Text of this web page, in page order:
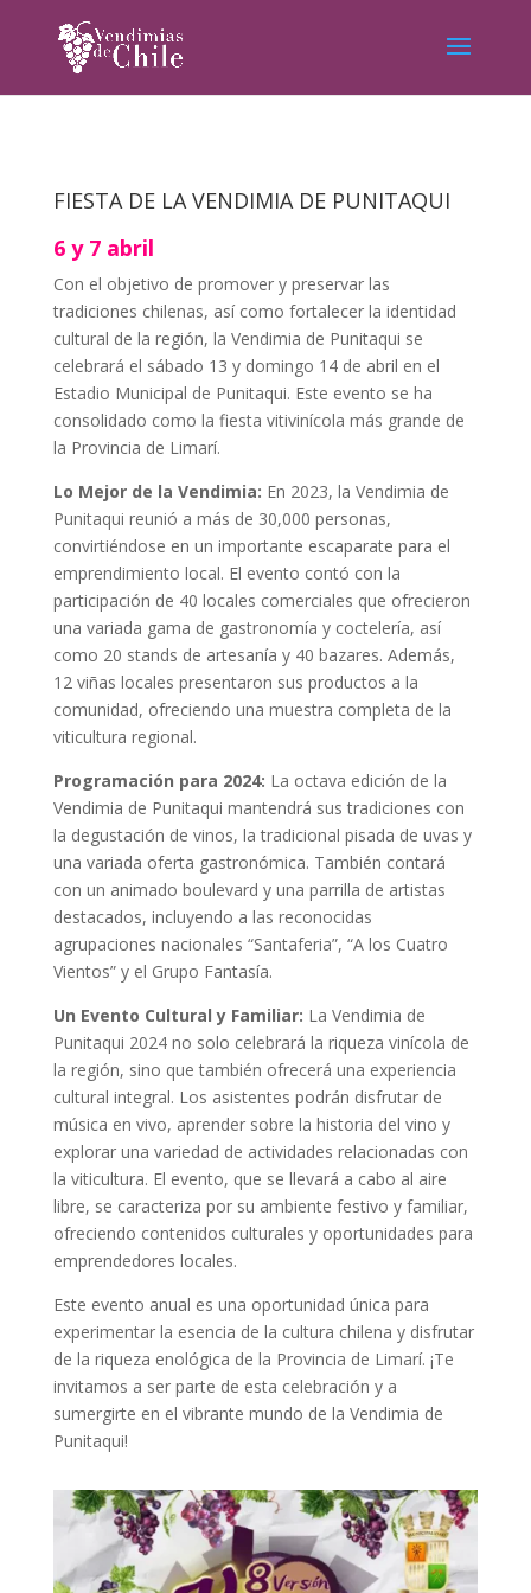
FIESTA DE LA VENDIMIA DE PUNITAQUI
6 y 7 abril
Con el objetivo de promover y preservar las
tradiciones chilenas, así como fortalecer la identidad
cultural de la región, la Vendimia de Punitaqui se
celebrará el sábado 13 y domingo 14 de abril en el
Estadio Municipal de Punitaqui. Este evento se ha
consolidado como la fiesta vitivinícola más grande de
la Provincia de Limarí.
Lo Mejor de la Vendimia: En 2023, la Vendimia de
Punitaqui reunió a más de 30,000 personas,
convirtiéndose en un importante escaparate para el
emprendimiento local. El evento contó con la
participación de 40 locales comerciales que ofrecieron
una variada gama de gastronomía y coctelería, así
como 20 stands de artesanía y 40 bazares. Además,
12 viñas locales presentaron sus productos a la
comunidad, ofreciendo una muestra completa de la
viticultura regional.
Programación para 2024: La octava edición de la
Vendimia de Punitaqui mantendrá sus tradiciones con
la degustación de vinos, la tradicional pisada de uvas y
una variada oferta gastronómica. También contará
con un animado boulevard y una parrilla de artistas
destacados, incluyendo a las reconocidas
agrupaciones nacionales “Santaferia”, “A los Cuatro
Vientos” y el Grupo Fantasía.
Un Evento Cultural y Familiar: La Vendimia de
Punitaqui 2024 no solo celebrará la riqueza vinícola de
la región, sino que también ofrecerá una experiencia
cultural integral. Los asistentes podrán disfrutar de
música en vivo, aprender sobre la historia del vino y
explorar una variedad de actividades relacionadas con
la viticultura. El evento, que se llevará a cabo al aire
libre, se caracteriza por su ambiente festivo y familiar,
ofreciendo contenidos culturales y oportunidades para
emprendedores locales.
Este evento anual es una oportunidad única para
experimentar la esencia de la cultura chilena y disfrutar
de la riqueza enológica de la Provincia de Limarí. ¡Te
invitamos a ser parte de esta celebración y a
sumergirte en el vibrante mundo de la Vendimia de
Punitaqui!